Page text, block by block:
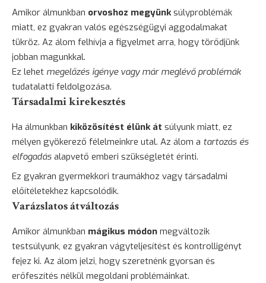
Amikor álmunkban orvoshoz megyünksúlyproblémák
miatt, ez gyakran valós egészségügyi aggodalmakat
tükröz. Az álom felhívja a figyelmet arra, hogy törődjünk
jobban magunkkal.
Ez lehet megelőzés igénye vagy már meglévő problémák
tudatalatti feldolgozása.
Társadalmi kirekesztés
Ha álmunkban kiközösítést élünk át súlyunk miatt, ez
mélyen gyökerező félelmeinkre utal. Az álom a tartozás és
elfogadás alapvető emberi szükségletét érinti.
Ez gyakran gyermekkori traumákhoz vagy társadalmi
előítéletekhez kapcsolódik.
Varázslatos átváltozás
Amikor álmunkban mágikus módon megváltozik
testsúlyunk, ez gyakran vágyteljesítést és kontrolligényt
fejez ki. Az álom jelzi, hogy szeretnénk gyorsan és
erőfeszítés nélkül megoldani problémáinkat.